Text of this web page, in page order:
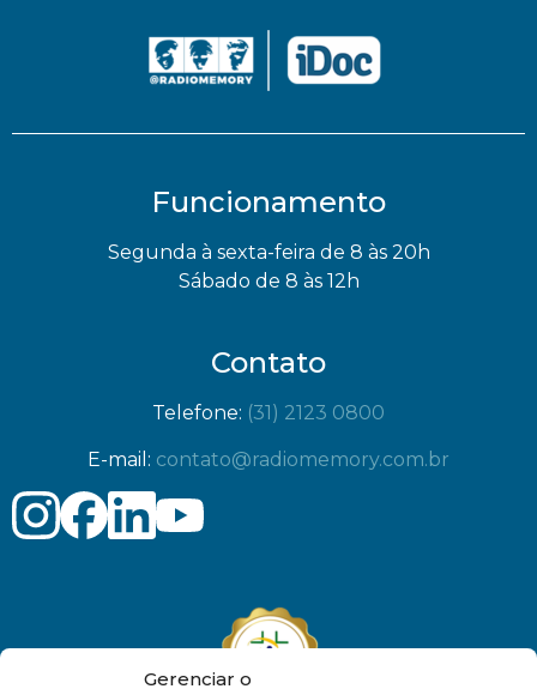
Gerenciar o
Funcionamento
Segunda à sexta-feira de 8 às 20h
Sábado de 8 às 12h
Contato
Telefone: (31) 2123 0800
E-mail: contato@radiomemory.com.br